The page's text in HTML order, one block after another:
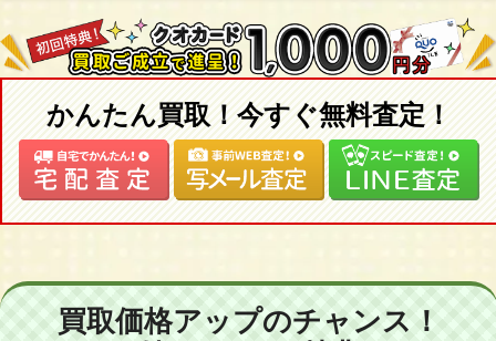
かんたん買取！今すぐ無料査定！
買取価格アップのチャンス！